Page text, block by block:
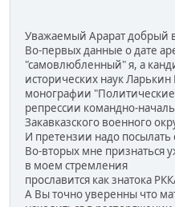
Уважаемый Арарат добрый
Во-первых данные о дате
"самовлюбленный" я, а
исторических наук
монографии "Политические
репрессии командно-
Закавказского военного
И претензии надо посылать
Во-вторых мне признаться
в моем стремления
прославится как знатока
А Вы точно уверенны что